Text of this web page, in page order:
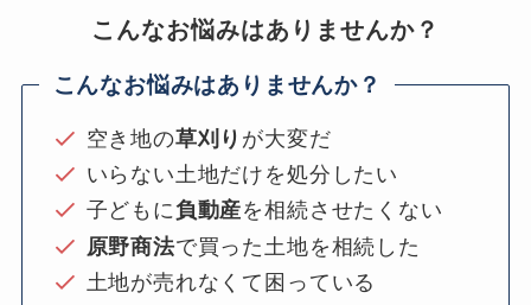
こんなお悩みはありませんか？
こんなお悩みはありませんか？
空き地の草刈り が大変だ
いらない土地だけを処分したい
子どもに負動産を相続させたくない
原野商法で買った土地を相続した
土地が売れなくて困っている